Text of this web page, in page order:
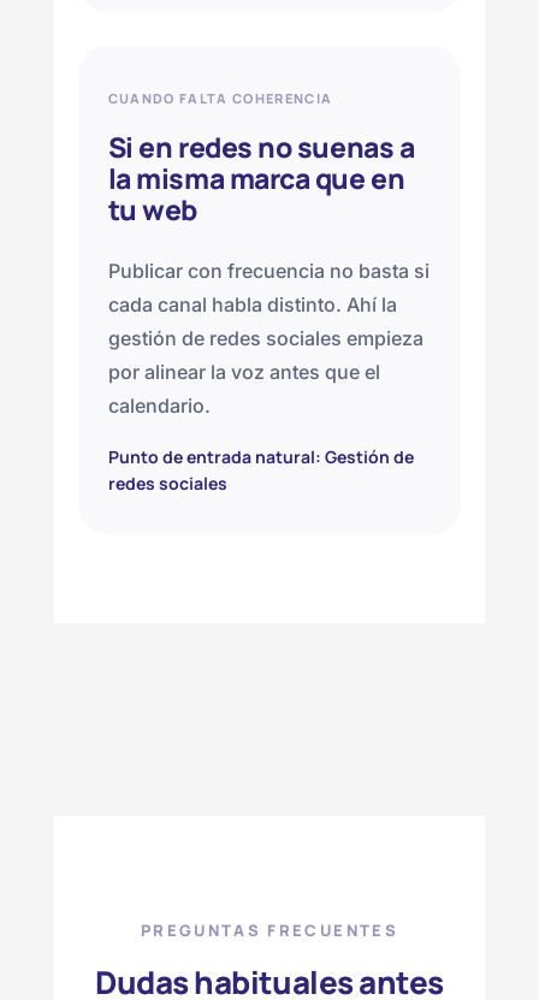
CUANDO FALTA COHERENCIA
Si en redes no suenas a
la misma marca que en
tu web
Publicar con frecuencia no basta si
cada canal habla distinto. Ahí la
gestión de redes sociales empieza
por alinear la voz antes que el
calendario.
Punto de entrada natural: Gestión de
redes sociales
PREGUNTAS FRECUENTES
Dudas habituales antes